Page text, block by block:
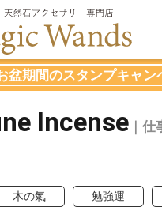
盆期間のスタンプキャン
Incense ｜
木の氣 勉強運